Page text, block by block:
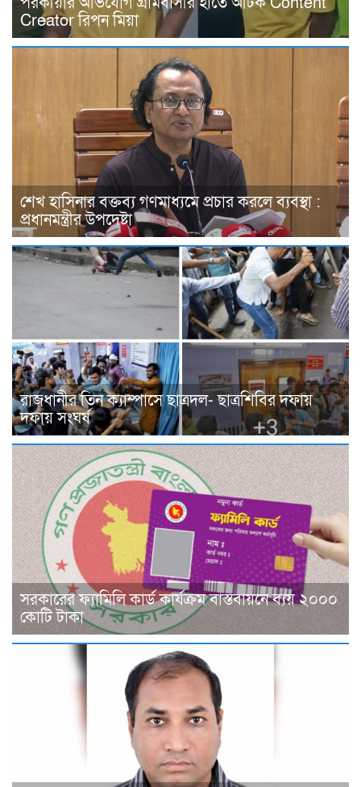
Creator রিপন মিয়া
শেখ হাসিনার বক্তব্য গণমাধ্যমে প্রচার করলে ব্যবস্থা :
প্রধানমন্ত্রীর উপদেষ্টা
রাজধানীর তিন ক্যাম্পাসে ছাত্রদল- ছাত্রশিবির দফায়
দফায় সংঘর্ষ
সরকারের ফ্যামিলি কার্ড কার্যক্রম বাস্তবায়নে ব্যয় ২০০০
কোটি টাকা